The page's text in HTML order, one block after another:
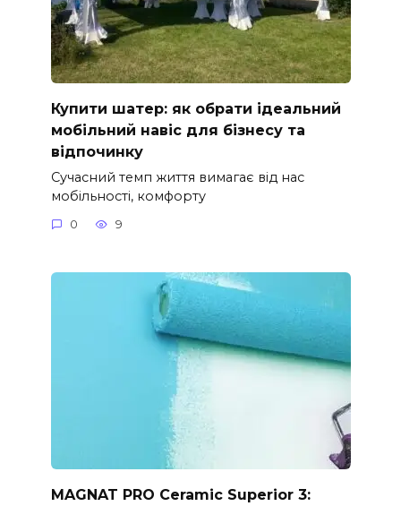
Купити шатер: як обрати ідеальний
мобільний навіс для бізнесу та
відпочинку
Сучасний темп життя вимагає від нас
мобільності, комфорту
0 9
MAGNAT PRO Ceramic Superior 3: